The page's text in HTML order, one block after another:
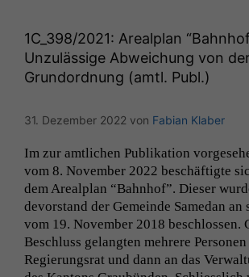
1C_398/2021: Arealplan
Unzulässige Abweichung von
Grundordnung (amtl. Publ.)
31. Dezember 2022 von Fabian Klaber
Im zur amtlichen Pub­lika­tion
vom 8. Novem­ber 2022 beschäftigte
dem Are­alplan “Bahn­hof”. Dieser
de­vor­stand der Gemeinde Samedan an
vom 19. Novem­ber 2018 beschlossen.
Beschluss gelangten mehrere Per­so­n­en
Regierungsrat und dann an das